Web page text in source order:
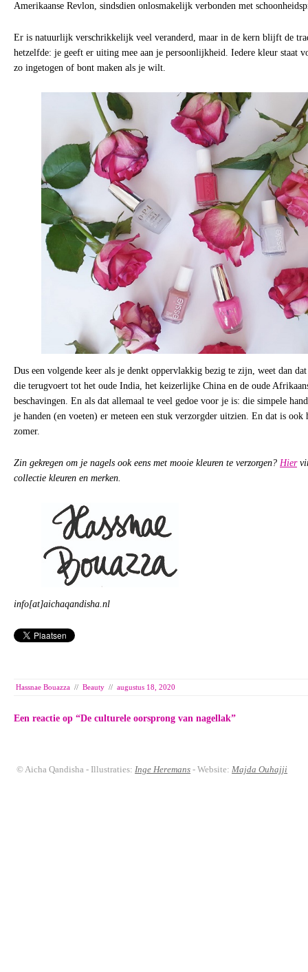
Amerikaanse Revlon, sindsdien onlosmakelijk verbonden met
Er is natuurlijk verschrikkelijk veel veranderd, maar in de kern blijft de
hetzelfde: je geeft er uiting mee aan je persoonlijkheid. Iedere kleur staat
zo ingetogen of bont maken als je wilt.
Dus een volgende keer als je denkt oppervlakkig bezig te zijn, weet dan
die terugvoert tot het oude India, het keizerlijke China en de oude
beschavingen. En als dat allemaal te veel gedoe voor je is: die simpele
je handen (en voeten) er meteen een stuk verzorgder uitzien. En dat is ook
zomer.
Zin gekregen om je nagels ook eens met mooie kleuren te verzorgen? Hier
collectie kleuren en merken.
info[at]aichaqandisha.nl
Hassnae Bouazza // Beauty // augustus 18, 2020
Een reactie op “De culturele oorsprong van nagellak”
© Aicha Qandisha - Illustraties: Inge Heremans - Website: Majda Ouhajji